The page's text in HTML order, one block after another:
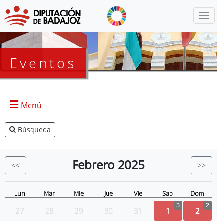
Eventos
Menú
Agenda Presidencia
Eventos
Búsqueda
<< Febrero 2025 >>
Lun Mar Mie Jue Vie Sab Dom
27 28 29 30 31 1 3 2 2